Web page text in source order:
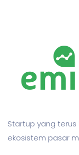
Startup yang
ekosistem pasar